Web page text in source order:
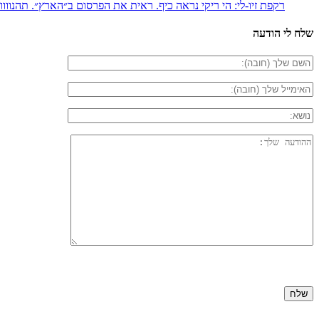
רקפת זיו-לי: הי ריקי נראה כיף. ראית את הפרסום ב״הארץ״.
שלח לי הודעה